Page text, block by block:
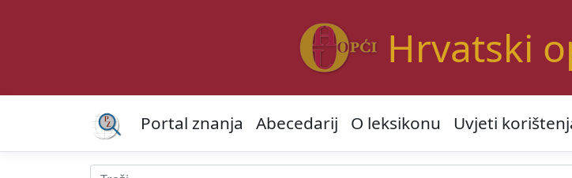
Hrvatski
Portal znanja Abecedarij O leksikonu Uvjeti